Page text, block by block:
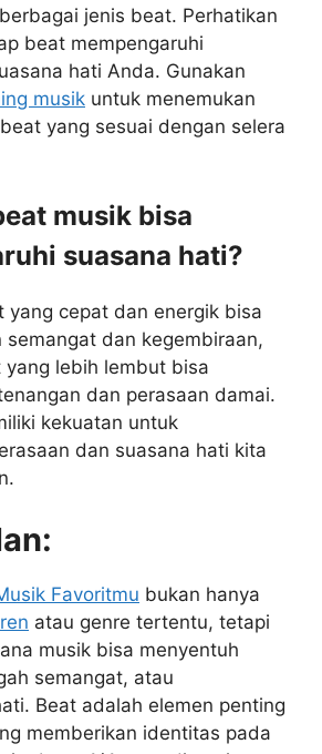
jenis beat. Perhatikan
beat mempengaruhi
hati Anda. Gunakan
musik untuk menemukan
yang sesuai dengan selera
musik bisa
suasana hati?
yang cepat dan energik bisa
semangat dan kegembiraan,
lebih lembut bisa
dan perasaan damai.
kekuatan untuk
dan suasana hati kita
Favoritmu bukan hanya
atau genre tertentu, tetapi
musik bisa menyentuh
semangat, atau
Beat adalah elemen penting
memberikan identitas pada